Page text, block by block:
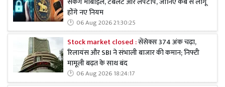
होंगे नए नियम
06 Aug 2026 21:30:25
Stock market closed :सेंसेक्स 374 अंक चढ़ा,
रिलायंस और SBI ने संभाली बाजार की कमान; निफ्टी
मामूली बढ़त के साथ बंद
06 Aug 2026 18:24:17